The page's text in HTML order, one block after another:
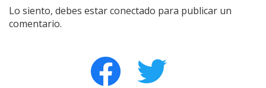
Lo siento, debes estarconectado para publicar un
comentario.
facebook twitter